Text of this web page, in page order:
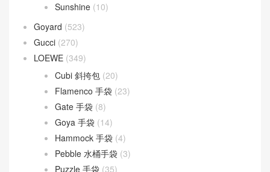
Sunshine (10)
Goyard (523)
Gucci (270)
LOEWE (349)
Cubi 斜挎包 (20)
Flamenco 手袋 (23)
Gate 手袋 (8)
Goya 手袋 (14)
Hammock 手袋 (4)
Pebble 水桶手袋 (3)
Puzzle 手袋 (35)